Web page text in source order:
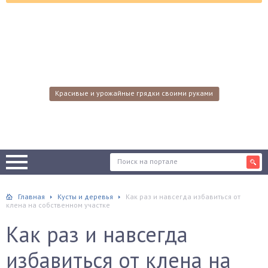
Красивые и урожайные грядки своими руками
Главная Кусты и деревья
Как раз и навсегда избавиться от
клена на собственном участке
Как раз и навсегда
избавиться от клена на